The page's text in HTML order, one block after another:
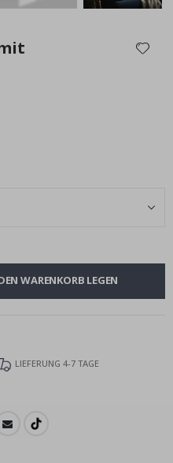
WARENKORB LEGEN
LIEFERUNG 4-7 TAGE